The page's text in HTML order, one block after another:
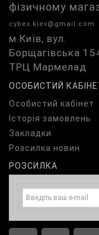
фізичному
cybex.kiev@gmail.com
м.Київ, вул.
Борщагівська
ТРЦ Мармелад
ОСОБИСТИЙ
Особистий кабінет
Історія замовлень
Закладки
Розсилка новин
РОЗСИЛКА